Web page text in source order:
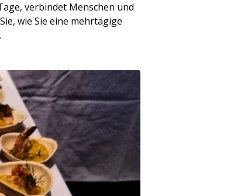
verbindet Menschen und
wie Sie eine mehrtägige